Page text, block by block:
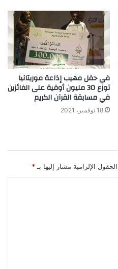
في حفل مهيب إذاعة موريتانيا
توزع 30 مليون أوقية على الفائزين
في مسابقة القرآن الكريم
18 نوفمبر، 2021
الحقول الإلزامية مشار إليها بـ *